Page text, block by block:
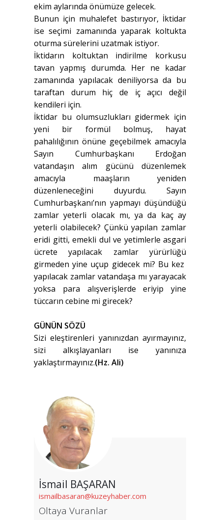
ekim aylarında önümüze gelecek.
Bunun için muhalefet bastırıyor, İktidar
ise seçimi zamanında yaparak koltukta
oturma sürelerini uzatmak istiyor.
İktidarın koltuktan indirilme korkusu
tavan yapmış durumda. Her ne kadar
zamanında yapılacak deniliyorsa da bu
taraftan durum hiç de iç açıcı değil
kendileri için.
İktidar bu olumsuzlukları gidermek için
yeni bir formül bolmuş, hayat
pahalılığının önüne geçebilmek amacıyla
Sayın Cumhurbaşkanı Erdoğan
vatandaşın alım gücünü düzenlemek
amacıyla maaşların yeniden
düzenleneceğini duyurdu. Sayın
Cumhurbaşkanı’nın yapmayı düşündüğü
zamlar yeterli olacak mı, ya da kaç ay
yeterli olabilecek? Çünkü yapılan zamlar
eridi gitti, emekli dul ve yetimlerle asgari
ücrete yapılacak zamlar yürürlüğü
girmeden yine uçup gidecek mi? Bu kez
yapılacak zamlar vatandaşa mı yarayacak
yoksa para alışverişlerde eriyip yine
tüccarın cebine mi girecek?
GÜNÜN SÖZÜ
Sizi eleştirenleri yanınızdan ayırmayınız,
sizi alkışlayanları ise yanınıza
yaklaştırmayınız.(Hz. Ali)
İsmail BAŞARAN
ismailbasaran@kuzeyhaber.com
Oltaya Vuranlar